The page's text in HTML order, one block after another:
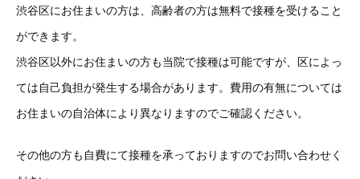
渋谷区にお住まいの方は、高齢者の方は無料で接種を受けること
ができます。
渋谷区以外にお住まいの方も当院で接種は可能ですが、区によっ
ては自己負担が発生する場合があります。費用の有無については
お住まいの自治体により異なりますのでご確認ください。
その他の方も自費にて接種を承っておりますのでお問い合わせく